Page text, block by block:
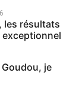
les résultats
exceptionnel
Goudou, je